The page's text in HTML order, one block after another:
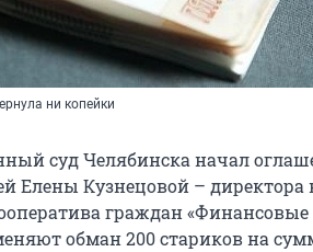
ни копейки
суд Челябинска начал
Елены Кузнецовой – директора
граждан
обман 200 стариков на